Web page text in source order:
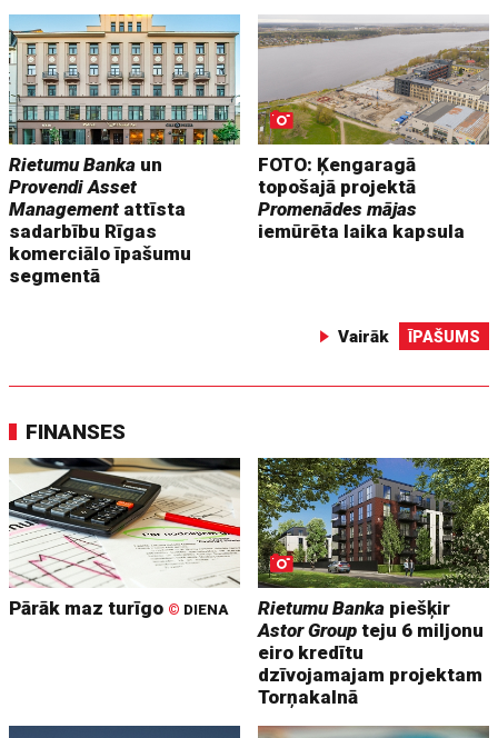
Rietumu Banka un
Provendi Asset
Management attīsta
sadarbību Rīgas
komerciālo īpašumu
segmentā
FOTO: Ķengaragā
topošajā projektā
Promenādes mājas
iemūrēta laika kapsula
Vairāk ĪPAŠUMS
FINANSES
Pārāk maz turīgo © DIENA Rietumu Banka piešķir
Astor Group teju 6 miljonu
eiro kredītu
dzīvojamajam projektam
Torņakalnā